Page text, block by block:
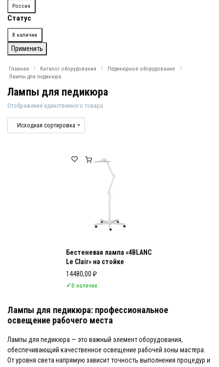
Главная Каталог оборудования
Педикюрное оборудование
Лампы для педикюра
Лампы для педикюра
Отображение единственного товара
Бестеневая лампа «4BLANC
Le Clair» на стойке
14480,00 ₽
✓В наличии
Лампы для педикюра: профессиональное
освещение рабочего места
Лампы для педикюра — это важный элемент оборудования,
обеспечивающий качественное освещение рабочей зоны мастера.
От уровня света напрямую зависит точность выполнения процедур и
Страна
Россия
Статус
Доступность
В наличии
Применить